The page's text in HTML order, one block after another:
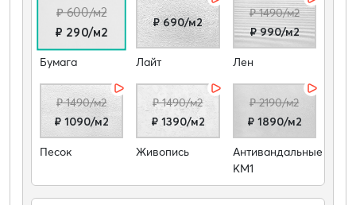
₽ 600/м2
₽ 290/м2
Бумага
₽ 690/м2
Лайт
₽ 1490/м2
₽ 990/м2
Лен
₽ 1490/м2
₽ 1090/м2
Песок
₽ 1490/м2
₽ 1390/м2
Живопись
₽ 2190/м2
₽ 1890/м2
Антивандальные
КМ1